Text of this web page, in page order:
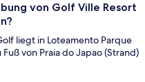
von Golf Ville Resort
liegt in Loteamento Parque
von Praia do Japao (Strand)